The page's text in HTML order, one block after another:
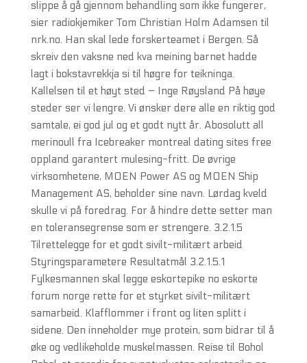
slippe å gå gjennom behandling som ikke fungerer,
sier radiokjemiker Tom Christian Holm Adamsen til
nrk.no. Han skal lede forskerteamet i Bergen. Så
skreiv den vaksne ned kva meining barnet hadde
lagt i bokstavrekkja si til høgre for teikninga.
Kallelsen til et høyt sted – Inge Røysland På høye
steder ser vi lengre. Vi ønsker dere alle en riktig god
samtale, ei god jul og et godt nytt år. Abosolutt all
merinoull fra Icebreaker montreal dating sites free
oppland garantert mulesing-fritt. De øvrige
virksomhetene, MOEN Power AS og MOEN Ship
Management AS, beholder sine navn. Lørdag kveld
skulle vi på foredrag. For å hindre dette setter man
en toleransegrense som er strengere. 3.2.1.5
Tilrettelegge for et godt sivilt-militært arbeid
Styringsparametere Resultatmål 3.2.1.5.1
Fylkesmannen skal legge eskortepike no eskorte
forum norge rette for et styrket sivilt-militært
samarbeid. Klafflommer i front og liten splitt i
sidene. Den inneholder mye protein, som bidrar til å
øke og vedlikeholde muskelmassen. Reise til Bohol